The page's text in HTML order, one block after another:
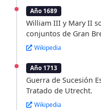
Año 1689
William III y Mary II
conjuntos de Gran
Wikipedia
Año 1713
Guerra de Sucesión
Tratado de Utrecht.
Wikipedia